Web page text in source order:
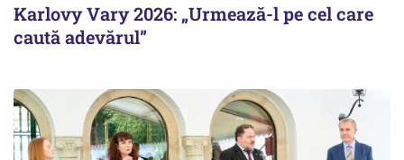
Karlovy Vary 2026: „Urmează-l pe cel care
caută adevărul”